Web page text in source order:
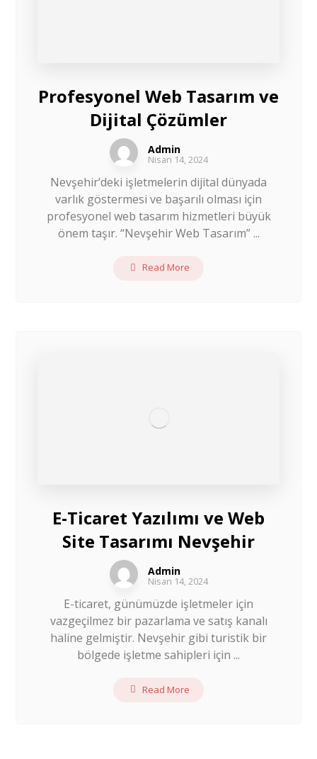
Profesyonel Web Tasarım ve
Dijital Çözümler
Admin
Nisan 14, 2024
Nevşehir’deki işletmelerin dijital dünyada
varlık göstermesi ve başarılı olması için
profesyonel web tasarım hizmetleri büyük
önem taşır. “Nevşehir Web Tasarım” ...
Read More
E-Ticaret Yazılımı ve Web
Site Tasarımı Nevşehir
Admin
Nisan 14, 2024
E-ticaret, günümüzde işletmeler için
vazgeçilmez bir pazarlama ve satış kanalı
haline gelmiştir. Nevşehir gibi turistik bir
bölgede işletme sahipleri için ...
Read More